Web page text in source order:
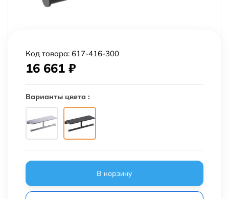
Код товара: 617-416-300
16 661 ₽
Варианты цвета :
В корзину